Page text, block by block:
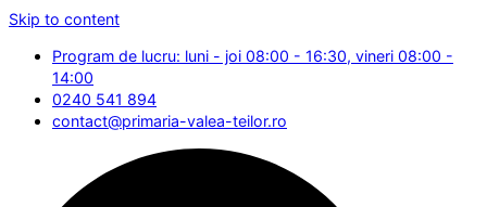
Skip to content
Program de lucru: luni - joi 08:00 - 16:30, vineri 08:00 -
14:00
0240 541 894
contact@primaria-valea-teilor.ro